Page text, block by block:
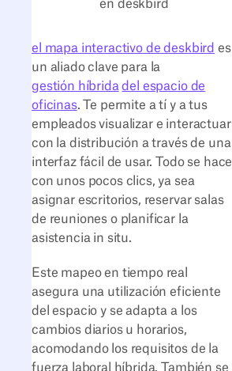
en deskbird
el mapa interactivo de deskbird es
un aliado clave para la
gestión híbrida del espacio de
oficinas. Te permite a tí y a tus
empleados visualizar e interactuar
con la distribución a través de una
interfaz fácil de usar. Todo se hace
con unos pocos clics, ya sea
asignar escritorios, reservar salas
de reuniones o planificar la
asistencia in situ.
Este mapeo en tiempo real
asegura una utilización eficiente
del espacio y se adapta a los
cambios diarios u horarios,
acomodando los requisitos de la
fuerza laboral híbrida. También se